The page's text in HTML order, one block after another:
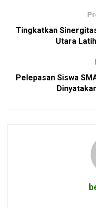
Tingkatkan
Utara
Pelepasan Siswa